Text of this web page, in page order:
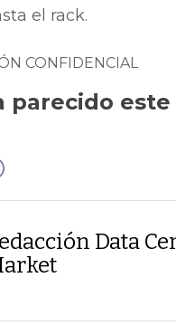
el rack.
CONFIDENCIAL
parecido este
Data